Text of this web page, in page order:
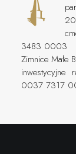
3483 0003
Zimnice
0037 7317